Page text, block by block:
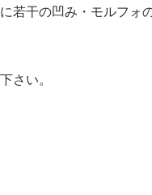
若干の凹み・モルフ
さい。